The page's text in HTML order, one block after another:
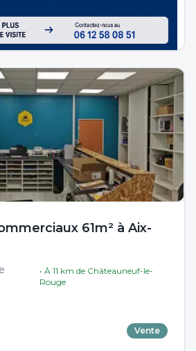
61m² à Aix-
• À11 km de Châteauneuf-le-
Rouge
Vente